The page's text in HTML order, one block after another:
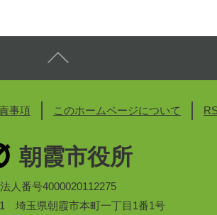
事項 このホームページについて
朝霞市役所
法人番号4000020112275
埼玉県朝霞市本町一丁目1番1号